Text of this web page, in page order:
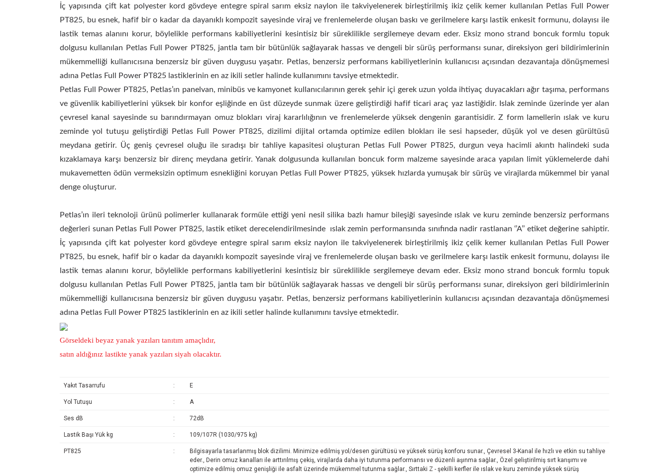
İç yapısında çift kat polyester kord gövdeye entegre spiral sarım eksiz naylon ile takviyelenerek birleştirilmiş ikiz çelik kemer kullanılan Petlas Full Power
PT825, bu esnek, hafif bir o kadar da dayanıklı kompozit sayesinde viraj ve frenlemelerde oluşan baskı ve gerilmelere karşı lastik enkesit formunu, dolayısı ile
lastik temas alanını korur, böylelikle performans kabiliyetlerini kesintisiz bir süreklilikle sergilemeye devam eder. Eksiz mono strand boncuk formlu topuk
dolgusu kullanılan Petlas Full Power PT825, jantla tam bir bütünlük sağlayarak hassas ve dengeli bir sürüş performansı sunar, direksiyon geri bildirimlerinin
mükemmelliği kullanıcısına benzersiz bir güven duygusu yaşatır. Petlas, benzersiz performans kabiliyetlerinin kullanıcısı açısından dezavantaja dönüşmemesi
adına Petlas Full Power PT825 lastiklerinin en az ikili setler halinde kullanımını tavsiye etmektedir.
Petlas Full Power PT825, Petlas’ın panelvan, minibüs ve kamyonet kullanıcılarının gerek şehir içi gerek uzun yolda ihtiyaç duyacakları ağır taşıma, performans
ve güvenlik kabiliyetlerini yüksek bir konfor eşliğinde en üst düzeyde sunmak üzere geliştirdiği hafif ticari araç yaz lastiğidir. Islak zeminde üzerinde yer alan
çevresel kanal sayesinde su barındırmayan omuz blokları viraj kararlılığının ve frenlemelerde yüksek dengenin garantisidir. Z form lamellerin ıslak ve kuru
zeminde yol tutuşu geliştirdiği Petlas Full Power PT825, dizilimi dijital ortamda optimize edilen blokları ile sesi hapseder, düşük yol ve desen gürültüsü
meydana getirir. Üç geniş çevresel oluğu ile sıradışı bir tahliye kapasitesi oluşturan Petlas Full Power PT825, durgun veya hacimli akıntı halindeki suda
kızaklamaya karşı benzersiz bir direnç meydana getirir. Yanak dolgusunda kullanılan boncuk form malzeme sayesinde araca yapılan limit yüklemelerde dahi
mukavemetten ödün vermeksizin optimum esnekliğini koruyan Petlas Full Power PT825, yüksek hızlarda yumuşak bir sürüş ve virajlarda mükemmel bir yanal
denge oluşturur.
Petlas’ın ileri teknoloji ürünü polimerler kullanarak formüle ettiği yeni nesil silika bazlı hamur bileşiği sayesinde ıslak ve kuru zeminde benzersiz performans
değerleri sunan Petlas Full Power PT825, lastik etiket derecelendirilmesinde ıslak zemin performansında sınıfında nadir rastlanan ‘’A’’ etiket değerine sahiptir.
İç yapısında çift kat polyester kord gövdeye entegre spiral sarım eksiz naylon ile takviyelenerek birleştirilmiş ikiz çelik kemer kullanılan Petlas Full Power
PT825, bu esnek, hafif bir o kadar da dayanıklı kompozit sayesinde viraj ve frenlemelerde oluşan baskı ve gerilmelere karşı lastik enkesit formunu, dolayısı ile
lastik temas alanını korur, böylelikle performans kabiliyetlerini kesintisiz bir süreklilikle sergilemeye devam eder. Eksiz mono strand boncuk formlu topuk
dolgusu kullanılan Petlas Full Power PT825, jantla tam bir bütünlük sağlayarak hassas ve dengeli bir sürüş performansı sunar, direksiyon geri bildirimlerinin
mükemmelliği kullanıcısına benzersiz bir güven duygusu yaşatır. Petlas, benzersiz performans kabiliyetlerinin kullanıcısı açısından dezavantaja dönüşmemesi
adına Petlas Full Power PT825 lastiklerinin en az ikili setler halinde kullanımını tavsiye etmektedir.
Görseldeki beyaz yanak yazıları tanıtım amaçlıdır,
satın aldığınız lastikte yanak yazıları siyah olacaktır.
Yakıt Tasarrufu : E
Yol Tutuşu : A
Ses dB : 72dB
Lastik Başı Yük kg : 109/107R (1030/975 kg)
PT825 :
Bilgisayarla tasarlanmış blok dizilimi. Minimize edilmiş yol/desen gürültüsü ve yüksek sürüş konforu sunar., Çevresel 3-Kanal ile hızlı ve etkin su tahliye
eder., Derin omuz kanalları ile arttırılmış çekiş, virajlarda daha iyi tutunma performansı ve düzenli aşınma sağlar., Özel geliştirilmiş sırt karışımı ve
optimize edilmiş omuz genişliği ile asfalt üzerinde mükemmel tutunma sağlar., Sırttaki Z - şekilli kerfler ile ıslak ve kuru zeminde yüksek sürüş